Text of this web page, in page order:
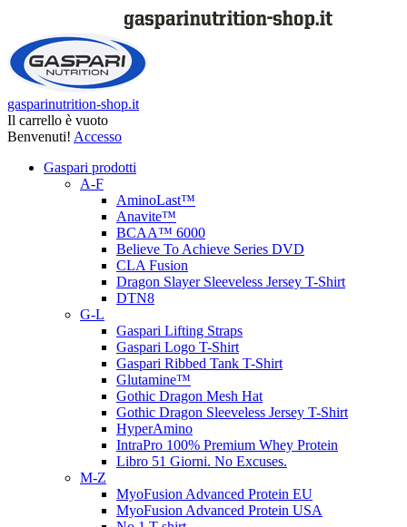
gasparinutrition-shop.it
Il carrello è vuoto
Benvenuti! Accesso
Gaspari prodotti
A-F
AminoLast™
Anavite™
BCAA™ 6000
Believe To Achieve Series DVD
CLA Fusion
Dragon Slayer Sleeveless Jersey T-Shirt
DTN8
G-L
Gaspari Lifting Straps
Gaspari Logo T-Shirt
Gaspari Ribbed Tank T-Shirt
Glutamine™
Gothic Dragon Mesh Hat
Gothic Dragon Sleeveless Jersey T-Shirt
HyperAmino
IntraPro 100% Premium Whey Protein
Libro 51 Giorni. No Excuses.
M-Z
MyoFusion Advanced Protein EU
MyoFusion Advanced Protein USA